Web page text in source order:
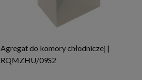
Agregat do komory chłodniczej |
RQMZHU/09S2